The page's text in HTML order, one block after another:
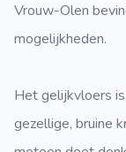
Vrouw-Olen
mogelijkheden.
Het gelijkvloers
gezellige, bruine